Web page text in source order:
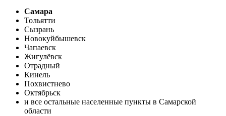
Самара
Тольятти
Сызрань
Новокуйбышевск
Чапаевск
Жигулёвск
Отрадный
Кинель
Похвистнево
Октябрьск
и все остальные населенные пункты в Самарской
области